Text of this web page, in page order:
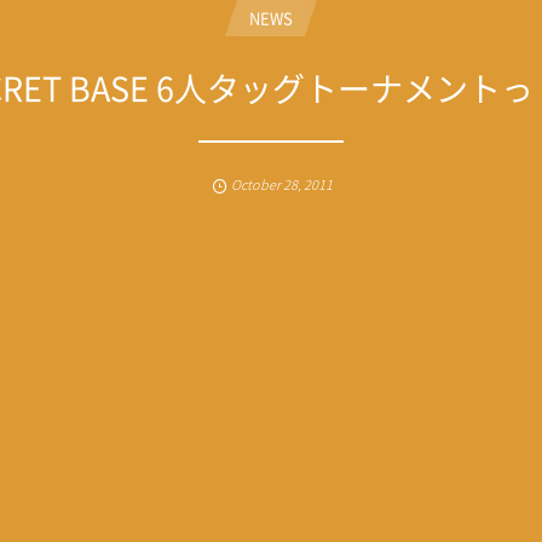
NEWS
BASE 6人タッグトーナメント
October28,2011